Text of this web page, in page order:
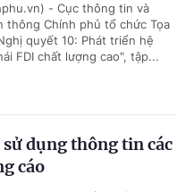
- Cục thông tin và
thông Chính phủ tổ chức Tọa
quyết 10: Phát triển hệ
FDI chất lượng cao", tập...
dụng thông tin các
cáo